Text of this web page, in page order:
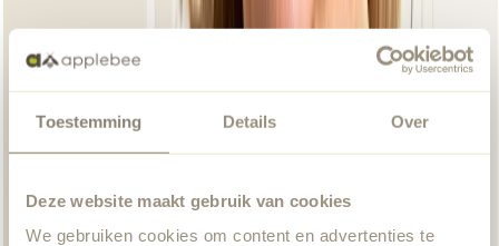
Toestemming Details Over
Deze website maakt gebruik van cookies
We gebruiken cookies om content en advertenties te